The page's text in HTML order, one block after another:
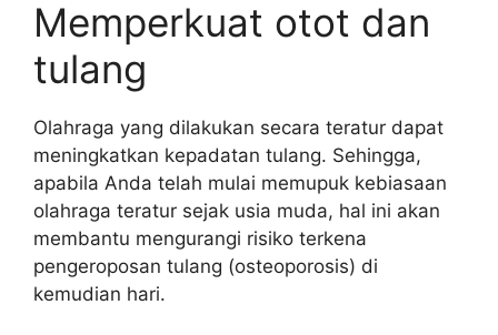
Memperkuat otot dan
tulang
Olahraga yang dilakukan secara teratur dapat
meningkatkan kepadatan tulang. Sehingga,
apabila Anda telah mulai memupuk kebiasaan
olahraga teratur sejak usia muda, hal ini akan
membantu mengurangi risiko terkena
pengeroposan tulang (osteoporosis) di
kemudian hari.